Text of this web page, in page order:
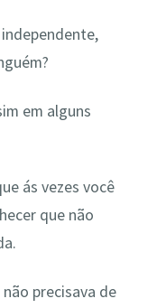
em alguns
ás vezes você
que não
precisava de